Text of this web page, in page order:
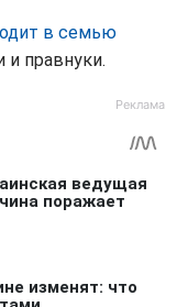
в семью
и правнуки.